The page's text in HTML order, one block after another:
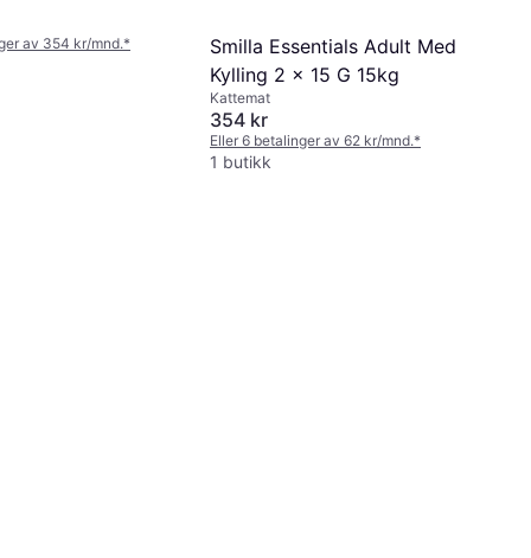
av 354 kr/mnd.*
Smilla Essentials Adult Med
Kylling 2 x 15 G 15kg
Kattemat
354 kr
Eller 6 betalinger av 62 kr/mnd.*
1 butikk